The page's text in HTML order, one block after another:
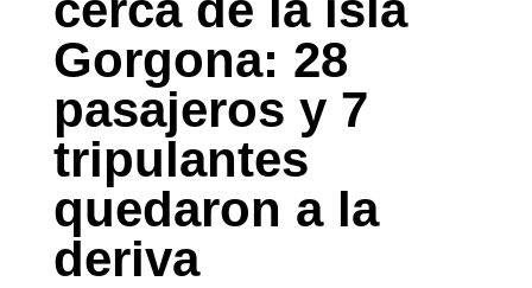
Gorgona: 28
pasajeros y 7
tripulantes
quedaron a la
deriva